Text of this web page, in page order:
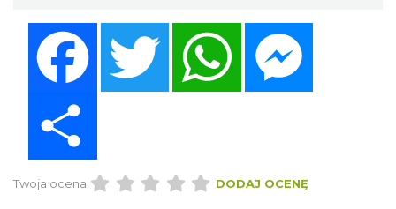
Twitter WhatsApp
Twoja ocena: DODAJ OCENĘ